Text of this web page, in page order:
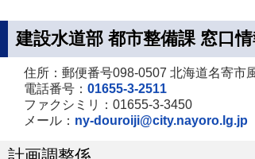
建設水道部 都市整備課 窓口
住所：郵便番号098-0507 北海道名寄市
電話番号： 01655-3-2511
ファクシミリ：01655-3-3450
メール： ny-douroiji@city.nayoro.lg.jp
計画調整係